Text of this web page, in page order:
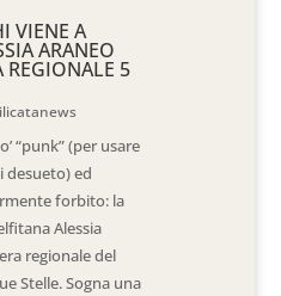
VIENE A
ARANEO
REGIONALE 5
“punk” (per usare
desueto) ed
forbito: la
Alessia
regionale del
Stelle. Sogna una